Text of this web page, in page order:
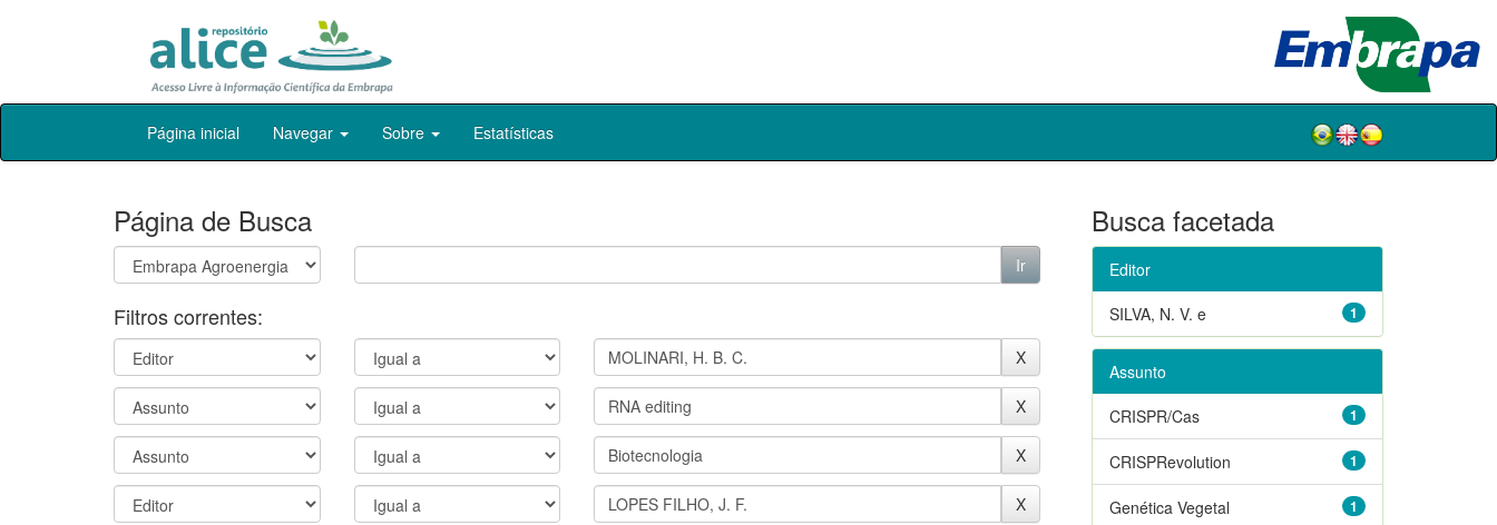
Skip
Página inicial Navegar Sobre Estatísticas
Página de Busca
Filtros correntes:
Busca facetada
Editor
1
SILVA, N. V. e
Assunto
1
CRISPR/Cas
1
CRISPRevolution
1
Genética Vegetal